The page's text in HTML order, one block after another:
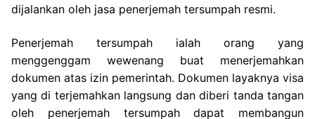
dijalankan oleh jasa penerjemah tersumpah resmi.
Penerjemah tersumpah ialah orang yang
menggenggam wewenang buat menerjemahkan
dokumen atas izin pemerintah. Dokumen layaknya visa
yang di terjemahkan langsung dan diberi tanda tangan
oleh penerjemah tersumpah dapat membangun